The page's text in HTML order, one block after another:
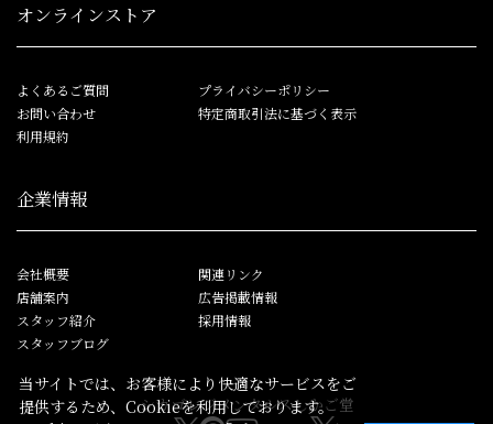
オンラインストア
よくあるご質問
お問い合わせ
利用規約
プライバシーポリシー
特定商取引法に基づく表示
企業情報
会社概要
店舗案内
スタッフ紹介
スタッフブログ
関連リンク
広告掲載情報
採用情報
シカゴレジメンタルスしかご堂
当サイトでは、お客様により快適なサービスをご
提供するため、Cookieを利用しております。